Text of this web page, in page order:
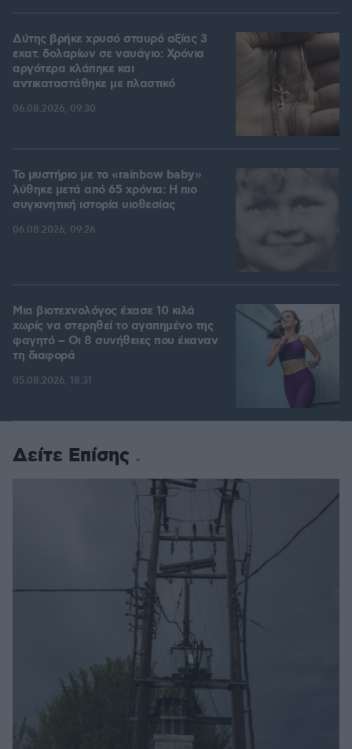
Δύτης βρήκε χρυσό σταυρό αξίας 3
εκατ. δολαρίων σε ναυάγιο: Χρόνια
αργότερα κλάπηκε και
αντικαταστάθηκε με πλαστικό
06.08.2026, 09:30
Το μυστήριο με το «rainbow baby»
λύθηκε μετά από 65 χρόνια: Η πιο
συγκινητική ιστορία υιοθεσίας
06.08.2026, 09:26
Μια βιοτεχνολόγος έχασε 10 κιλά
χωρίς να στερηθεί το αγαπημένο της
φαγητό – Οι 8 συνήθειες που έκαναν
τη διαφορά
05.08.2026, 18:31
Δείτε Επίσης